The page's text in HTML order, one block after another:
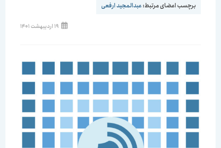
برچسب اعضای مرتبط:عبدالمجید ارفعی
نوشته
منتشر
19 اردیبهشت 1401